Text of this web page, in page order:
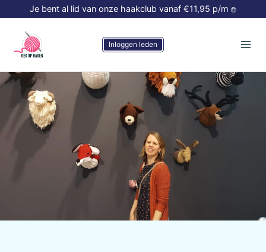
Doorgaan
naar
inhoud
Je bent al lid van onze haakclub vanaf €11,95 p/m 😍
Inloggen leden